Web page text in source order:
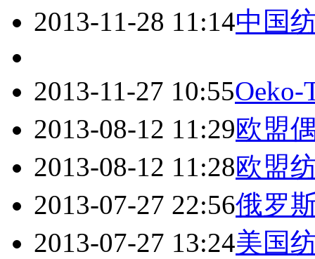
2013-11-28 11:14中国
2013-11-27 10:55Oeko-
2013-08-12 11:29欧盟
2013-08-12 11:28欧盟
2013-07-27 22:56俄罗
2013-07-27 13:24美国